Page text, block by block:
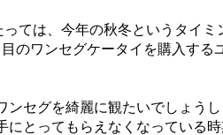
ては、今年の秋冬というタイ
のワンセグケータイを購入す
セグを綺麗に観たいでしょう
とってもらえなくなっている